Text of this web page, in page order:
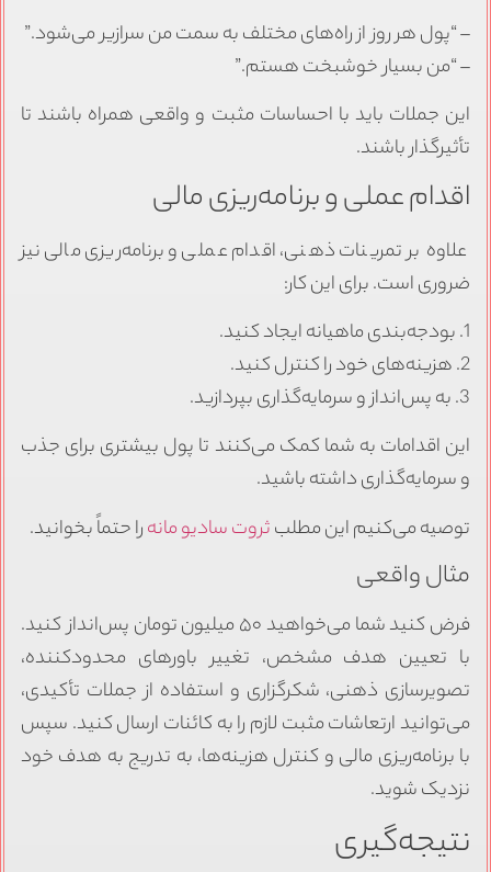
– “پول هر روز از راه‌های مختلف به سمت من سرازیر می‌شود.”
– “من بسیار خوشبخت هستم.”
این جملات باید با احساسات مثبت و واقعی همراه باشند تا
تأثیرگذار باشند.
اقدام عملی و برنامه‌ریزی مالی
علاوه بر تمرینات ذهنی، اقدام عملی و برنامه‌ریزی مالی نیز
ضروری است. برای این کار:
1. بودجه‌بندی ماهیانه ایجاد کنید.
2. هزینه‌های خود را کنترل کنید.
3. به پس‌انداز و سرمایه‌گذاری بپردازید.
این اقدامات به شما کمک می‌کنند تا پول بیشتری برای جذب
و سرمایه‌گذاری داشته باشید.
توصیه می‌کنیم این مطلبثروت سادیو مانهرا حتماً بخوانید.
مثال واقعی
فرض کنید شما می‌خواهید ۵۰ میلیون تومان پس‌انداز کنید.
با تعیین هدف مشخص، تغییر باورهای محدودکننده،
تصویرسازی ذهنی، شکرگزاری و استفاده از جملات تأکیدی،
می‌توانید ارتعاشات مثبت لازم را به کائنات ارسال کنید. سپس
با برنامه‌ریزی مالی و کنترل هزینه‌ها، به تدریج به هدف خود
نزدیک شوید.
نتیجه‌گیری